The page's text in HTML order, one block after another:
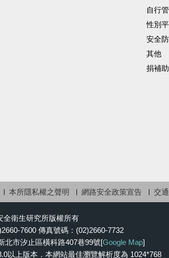
自行
性別
安全
其他
捐補
本所隱私權之聲明 網路安全政策宣告 交
全衛生研究所版權所有
7600 傳真號碼：(02)2660-7732
北市汐止區橫科路407巷99號[Google Map]
以上版本．本網站最佳瀏覽解析度為 1024*768